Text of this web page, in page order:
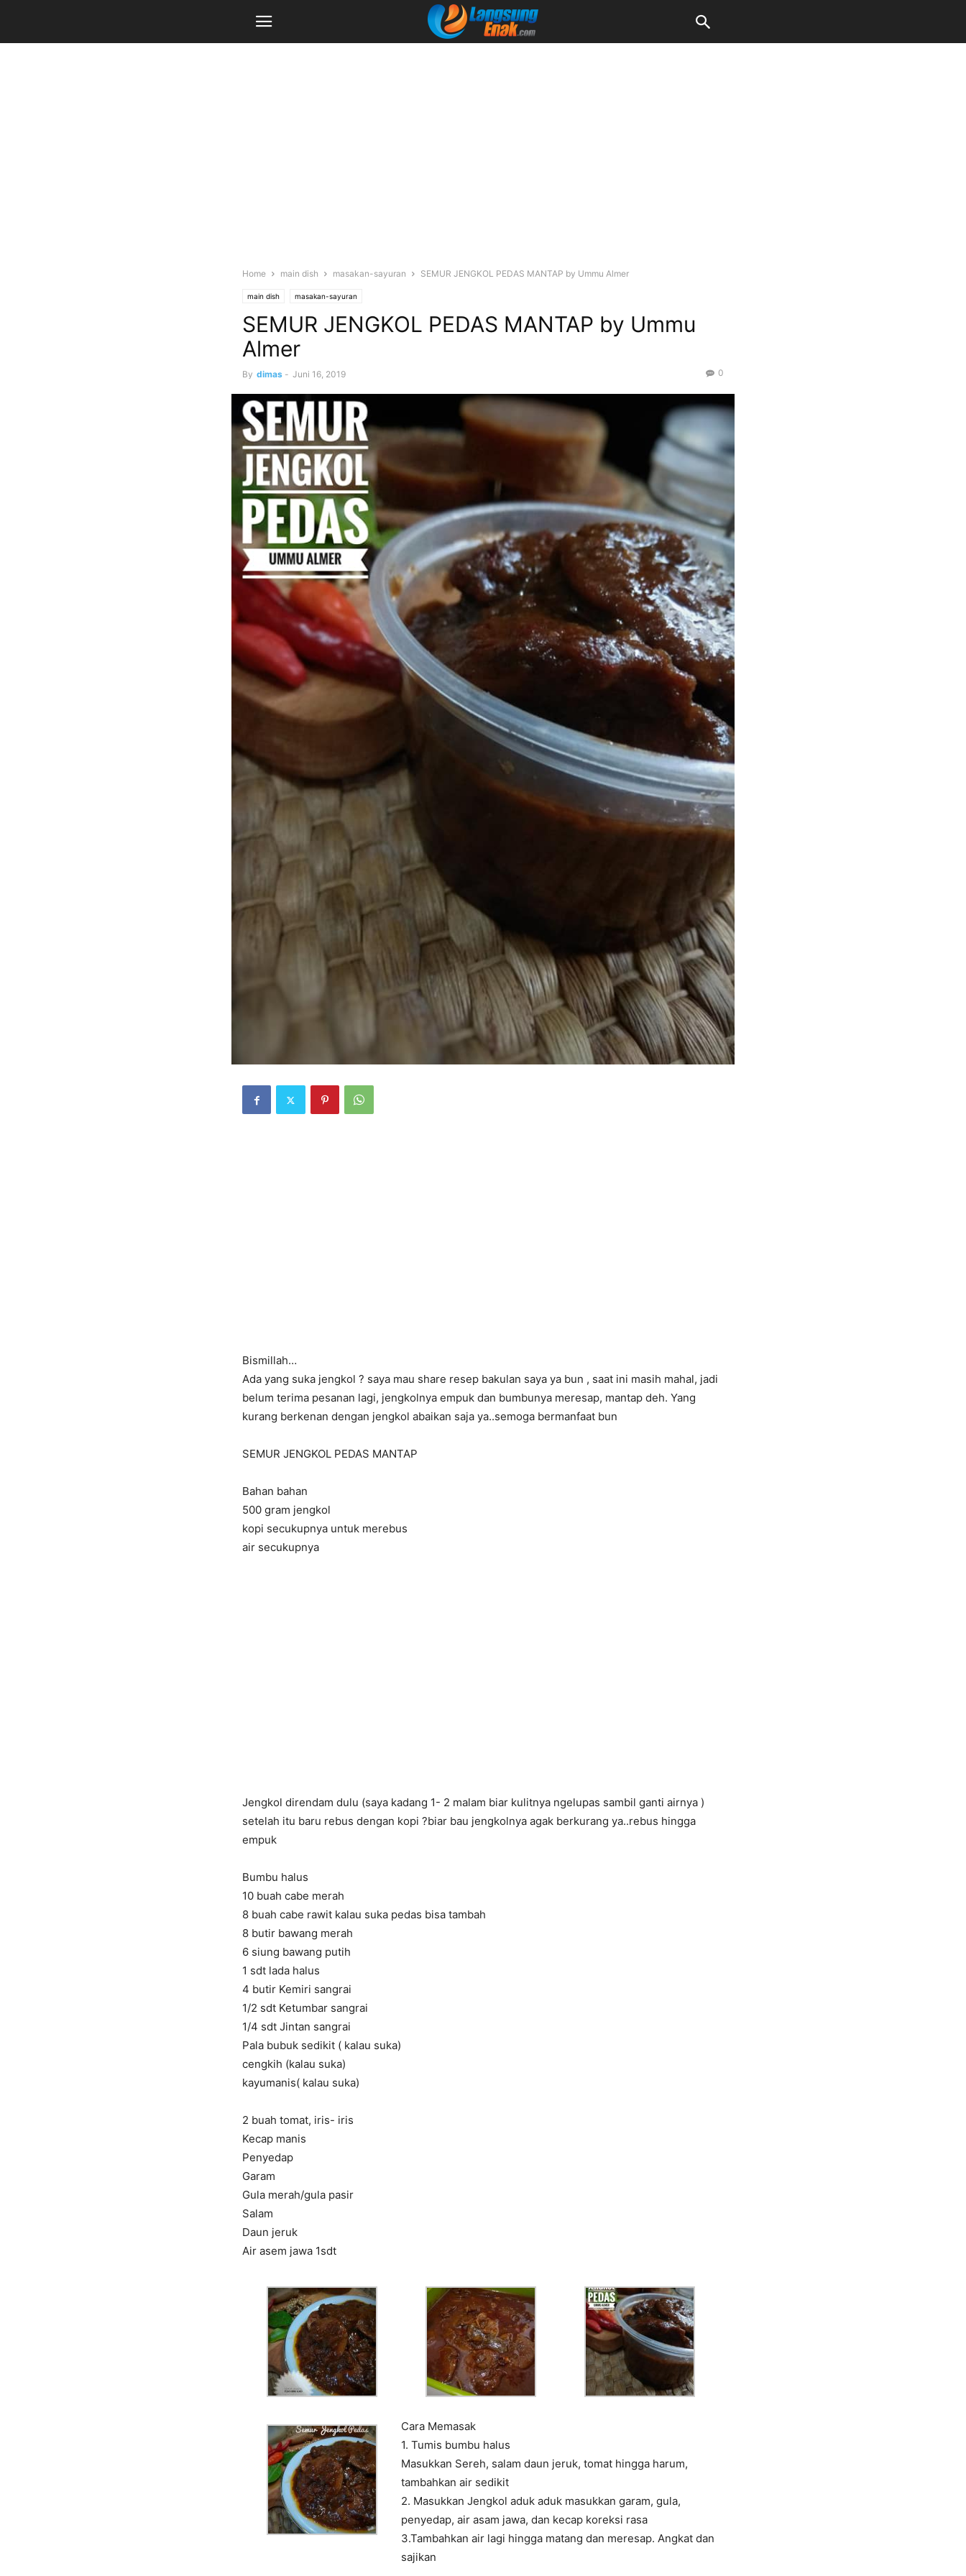
Home main dish masakan-sayuran SEMUR JENGKOL PEDAS MANTAP by Ummu Almer
main dish masakan-sayuran
SEMUR JENGKOL PEDAS MANTAP by Ummu
Almer
By dimas - Juni 16, 2019 0
Bismillah…
Ada yang suka jengkol ? saya mau share resep bakulan saya ya bun , saat ini masih mahal, jadi
belum terima pesanan lagi, jengkolnya empuk dan bumbunya meresap, mantap deh. Yang
kurang berkenan dengan jengkol abaikan saja ya..semoga bermanfaat bun
SEMUR JENGKOL PEDAS MANTAP
Bahan bahan
500 gram jengkol
kopi secukupnya untuk merebus
air secukupnya
Jengkol direndam dulu (saya kadang 1- 2 malam biar kulitnya ngelupas sambil ganti airnya )
setelah itu baru rebus dengan kopi ?biar bau jengkolnya agak berkurang ya..rebus hingga
empuk
Bumbu halus
10 buah cabe merah
8 buah cabe rawit kalau suka pedas bisa tambah
8 butir bawang merah
6 siung bawang putih
1 sdt lada halus
4 butir Kemiri sangrai
1/2 sdt Ketumbar sangrai
1/4 sdt Jintan sangrai
Pala bubuk sedikit ( kalau suka)
cengkih (kalau suka)
kayumanis( kalau suka)
2 buah tomat, iris- iris
Kecap manis
Penyedap
Garam
Gula merah/gula pasir
Salam
Daun jeruk
Air asem jawa 1sdt
Cara Memasak
1. Tumis bumbu halus
Masukkan Sereh, salam daun jeruk, tomat hingga harum,
tambahkan air sedikit
2. Masukkan Jengkol aduk aduk masukkan garam, gula,
penyedap, air asam jawa, dan kecap koreksi rasa
3.Tambahkan air lagi hingga matang dan meresap. Angkat dan
sajikan